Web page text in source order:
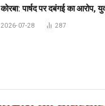
कोरबा: पार्षद पर दबंगई का आरोप,
2026-07-28 287